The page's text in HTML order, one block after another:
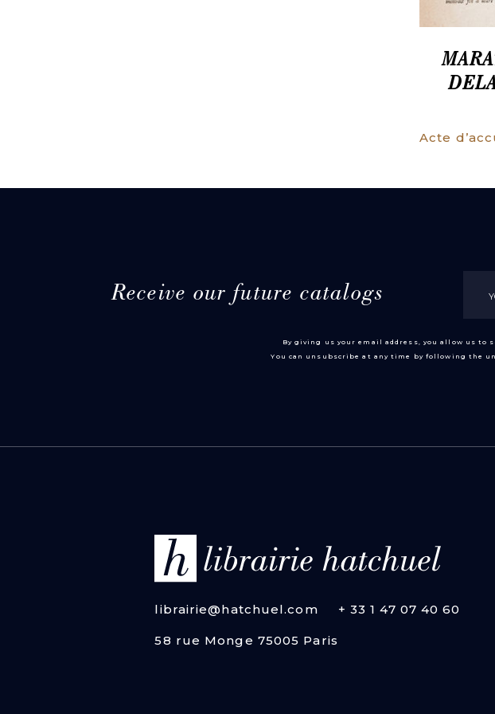
Receive our future catalogs
By giving us your email address, you allow us to
You can unsubscribe at any time by following the
librairie@hatchuel.com + 33 1 47 07 40 60
58 rue Monge 75005 Paris